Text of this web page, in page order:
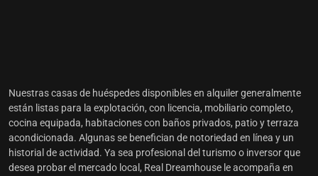
Nuestrascasas de huéspedes disponibles en alquilergeneralmente
están listas para la explotación, con licencia, mobiliario completo,
cocina equipada, habitaciones con baños privados, patio y terraza
acondicionada. Algunas se benefician de notoriedad en línea y un
historial de actividad. Ya sea profesional del turismo o inversor que
desea probar el mercado local, Real Dreamhouse le acompaña en